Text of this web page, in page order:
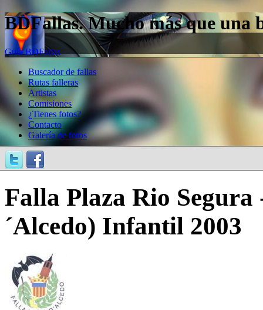
BDFallas. Mucho más que una
Guía BDFallas
Buscador de fallas
Rutas falleras
Artistas
Comisiones
¿Tienes fotos?
Contacto
Galería de fotos
Falla Plaza Rio
´Alcedo) Infantil 2003